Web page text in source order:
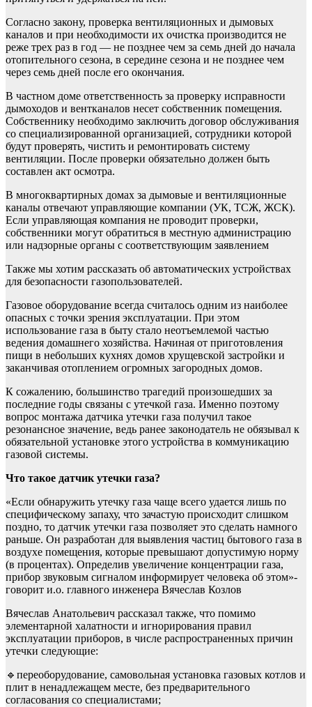
Согласно закону, проверка вентиляционных и дымовых
каналов и при необходимости их очистка производится не
реже трех раз в год — не позднее чем за семь дней до начала
отопительного сезона, в середине сезона и не позднее чем
через семь дней после его окончания.
В частном доме ответственность за проверку исправности
дымоходов и вентканалов несет собственник помещения.
Собственнику необходимо заключить договор обслуживания
со специализированной организацией, сотрудники которой
будут проверять, чистить и ремонтировать систему
вентиляции. После проверки обязательно должен быть
составлен акт осмотра.
В многоквартирных домах за дымовые и вентиляционные
каналы отвечают управляющие компании (УК, ТСЖ, ЖСК).
Если управляющая компания не проводит проверки,
собственники могут обратиться в местную администрацию
или надзорные органы с соответствующим заявлением
Также мы хотим рассказать об автоматических устройствах
для безопасности газопользователей.
Газовое оборудование всегда считалось одним из наиболее
опасных с точки зрения эксплуатации. При этом
использование газа в быту стало неотъемлемой частью
ведения домашнего хозяйства. Начиная от приготовления
пищи в небольших кухнях домов хрущевской застройки и
заканчивая отоплением огромных загородных домов.
К сожалению, большинство трагедий произошедших за
последние годы связаны с утечкой газа. Именно поэтому
вопрос монтажа датчика утечки газа получил такое
резонансное значение, ведь ранее законодатель не обязывал к
обязательной установке этого устройства в коммуникацию
газовой системы.
Что такое датчик утечки газа?
«Если обнаружить утечку газа чаще всего удается лишь по
специфическому запаху, что зачастую происходит слишком
поздно, то датчик утечки газа позволяет это сделать намного
раньше. Он разработан для выявления частиц бытового газа в
воздухе помещения, которые превышают допустимую норму
(в процентах). Определив увеличение концентрации газа,
прибор звуковым сигналом информирует человека об этом»-
говорит и.о. главного инженера Вячеслав Козлов
Вячеслав Анатольевич рассказал также, что помимо
элементарной халатности и игнорирования правил
эксплуатации приборов, в числе распространенных причин
утечки следующие:
🔹переоборудование, самовольная установка газовых котлов и
плит в ненадлежащем месте, без предварительного
согласования со специалистами;